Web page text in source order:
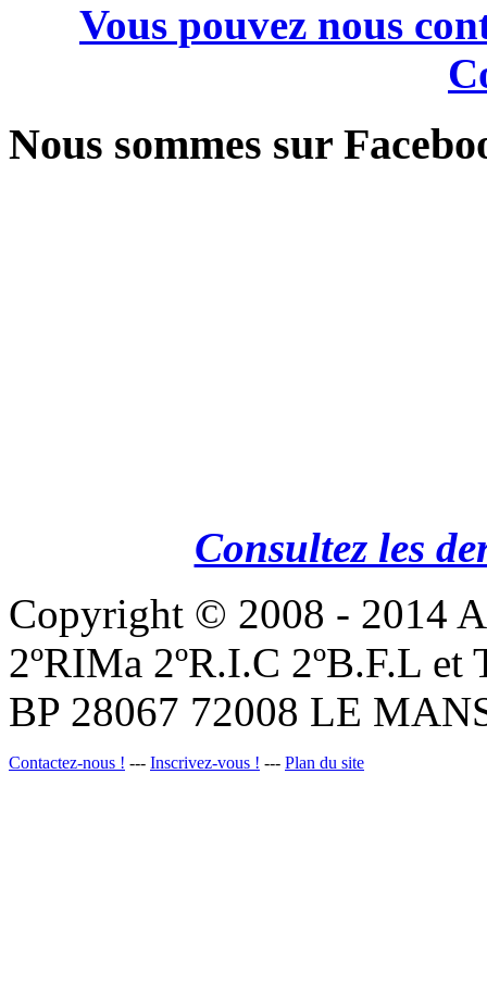
Vous pouvez nous
Nous sommes sur
Consultez les
Copyright © 2008 - 2014
2ºRIMa 2ºR.I.C 2ºB.F.L
BP 28067 72008 LE
Contactez-nous ! --- Inscrivez-vous ! --- Plan du site